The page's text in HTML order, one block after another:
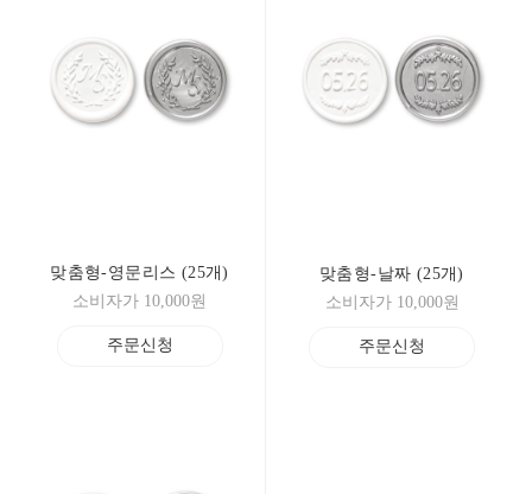
맞춤형-영문리스 (25개)
소비자가 10,000원
주문신청
맞춤형-날짜 (25개)
소비자가 10,000원
주문신청